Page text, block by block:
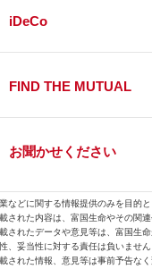
iDeCo
FIND THE MUTUAL
お聞かせください
などに関する情報提供のみを目的
された内容は、富国生命やその関
されたデータや意見等は、富国生
、妥当性に対する責任は負いません
された情報、意見等は事前予告なく